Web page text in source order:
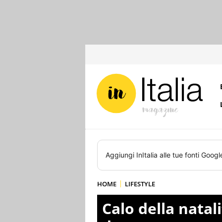
Aggiungi InItalia alle tue fonti
HOME LIFESTYLE
Calo della